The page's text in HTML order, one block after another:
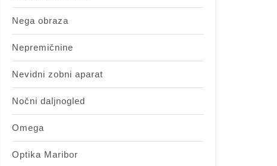
Nega obraza
Nepremičnine
Nevidni zobni aparat
Nočni daljnogled
Omega
Optika Maribor